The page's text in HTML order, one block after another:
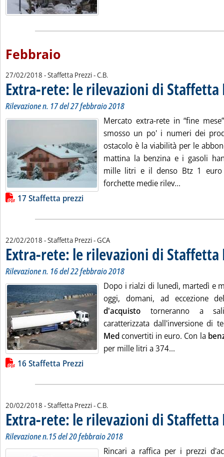
Febbraio
27/02/2018 - Staffetta Prezzi -di:
C.B.
Extra-rete: le rilevazioni di Staffetta
Rilevazione n. 17 del 27 febbraio 2018
Mercato extra-rete in “fine
smosso un po' i numeri dei
ostacolo è la viabilità per le
mattina la benzina e i gasoli
mille litri e il denso Btz 1
forchette medie rilev...
Lista allegati PDF alla notizia
17 Staffetta prezzi
22/02/2018 - Staffetta Prezzi -di:
GCA
Extra-rete: le rilevazioni di Staffetta
Rilevazione n. 16 del 22 febbraio 2018
Dopo i rialzi di lunedì, martedì e
oggi, domani, ad eccezione
d'acquisto torneranno a
caratterizzata dall'inversione di
Medconvertiti in euro. Con la
per mille litri a 374...
Lista allegati PDF alla notizia
16 Staffetta Prezzi
20/02/2018 - Staffetta Prezzi -di:
C.B.
Extra-rete: le rilevazioni di Staffetta
Rilevazione n.15 del 20 febbraio 2018
Rincari a raffica per i prezzi